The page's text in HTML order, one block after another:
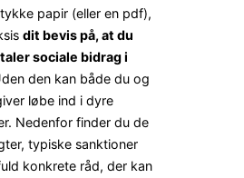
papir (eller en pdf),
dit bevis på, at du
sociale bidrag i
den kan både du og
løbe ind i dyre
Nedenfor finder du de
typiske sanktioner
konkrete råd, der kan